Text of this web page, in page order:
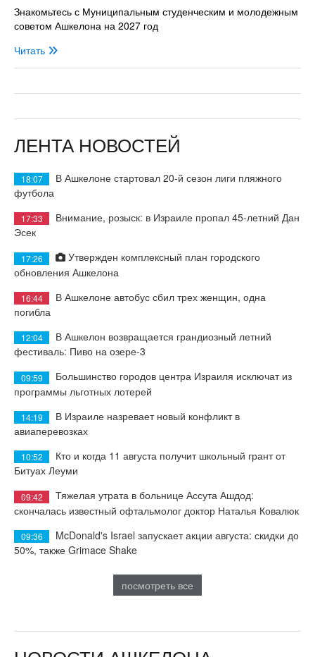
Знакомьтесь с Муниципальным студенческим и молодежным
советом Ашкелона на 2027 год
Читать
ЛЕНТА НОВОСТЕЙ
18:07
В Ашкелоне стартовал 20-й сезон лиги пляжного
футбола
17:33
Внимание, розыск: в Израиле пропал 45-летний Дан
Эсек
17:26
Утвержден комплексный план городского
обновления Ашкелона
16:44
В Ашкелоне автобус сбил трех женщин, одна
погибла
12:04
В Ашкелон возвращается грандиозный летний
фестиваль: Пиво на озере-3
09:59
Большинство городов центра Израиля исключат из
программы льготных лотерей
14:19
В Израиле назревает новый конфликт в
авиаперевозках
10:52
Кто и когда 11 августа получит школьный грант от
Битуах Леуми
09:42
Тяжелая утрата в больнице Ассута Ашдод:
скончалась известный офтальмолог доктор Наталья Ковалюк
09:36
McDonald's Israel запускает акции августа: скидки до
50%, также Grimace Shake
посмотреть все